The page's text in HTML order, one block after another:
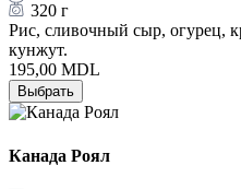
320 г
Рис, сливочный сыр, огурец,
кунжут.
195,00 MDL
Выбрать
Канада Роял